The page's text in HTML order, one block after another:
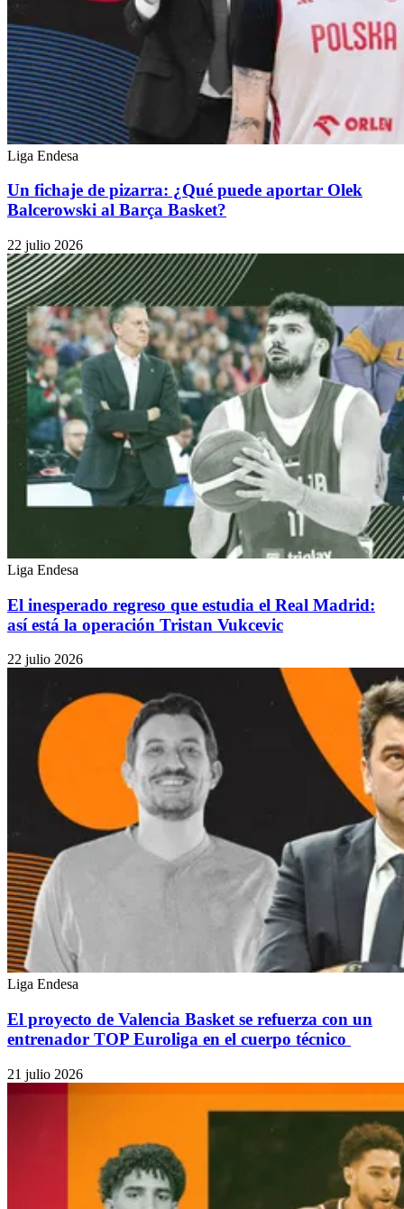
Liga Endesa
Un fichaje de pizarra: ¿Qué puede aportar Olek
Balcerowski al Barça Basket?
22 julio 2026
Liga Endesa
El inesperado regreso que estudia el Real Madrid:
así está la operación Tristan Vukcevic
22 julio 2026
Liga Endesa
El proyecto de Valencia Basket se refuerza con un
entrenador TOP Euroliga en el cuerpo técnico
21 julio 2026